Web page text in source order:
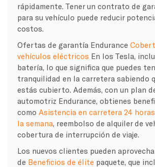
rápidamente. Tener un contrato de
para su vehículo puede reducir
costos.
Ofertas de garantía Endurance
vehículos eléctricos En los Tesla,
batería, lo que significa que puedes
tranquilidad en la carretera sabiendo
estás cubierto. Además, con un plan
automotriz Endurance, obtienes
como Asistencia en carretera 24
la semana, reembolso de alquiler de
cobertura de interrupción de viaje.
Los nuevos clientes pueden
de Beneficios de élite paquete, que